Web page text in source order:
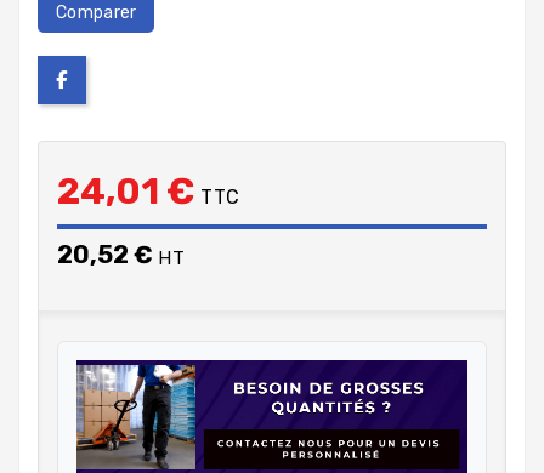
Comparer
24,01 € TTC
20,52 € HT